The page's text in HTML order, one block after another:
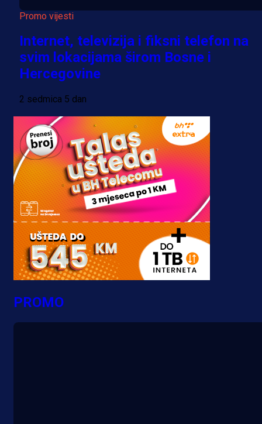
Promo vijesti
Internet, televizija i fiksni telefon na
svim lokacijama širom Bosne i
Hercegovine
2 sedmica 5 dan
PROMO